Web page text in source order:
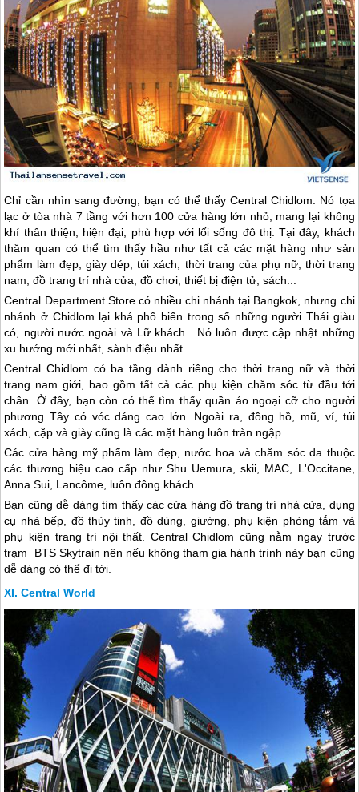
Chỉ cần nhìn sang đường, bạn có thể thấy Central Chidlom. Nó tọa
lạc ở tòa nhà 7 tầng với hơn 100 cửa hàng lớn nhỏ, mang lại không
khí thân thiện, hiện đại, phù hợp với lối sống đô thị. Tại đây, khách
thăm quan có thể tìm thấy hầu như tất cả các mặt hàng như sản
phẩm làm đẹp, giày dép, túi xách, thời trang của phụ nữ, thời trang
nam, đồ trang trí nhà cửa, đồ chơi, thiết bị điện tử, sách...
Central Department Store có nhiều chi nhánh tại Bangkok, nhưng chi
nhánh ở Chidlom lại khá phổ biến trong số những người Thái giàu
có, người nước ngoài và Lữ khách . Nó luôn được cập nhật những
xu hướng mới nhất, sành điệu nhất.
Central Chidlom có ba tầng dành riêng cho thời trang nữ và thời
trang nam giới, bao gồm tất cả các phụ kiện chăm sóc từ đầu tới
chân. Ở đây, bạn còn có thể tìm thấy quần áo ngoại cỡ cho người
phương Tây có vóc dáng cao lớn. Ngoài ra, đồng hồ, mũ, ví, túi
xách, cặp và giày cũng là các mặt hàng luôn tràn ngập.
Các cửa hàng mỹ phẩm làm đẹp, nước hoa và chăm sóc da thuộc
các thương hiệu cao cấp như Shu Uemura, skii, MAC, L'Occitane,
Anna Sui, Lancôme, luôn đông khách
Bạn cũng dễ dàng tìm thấy các cửa hàng đồ trang trí nhà cửa, dụng
cụ nhà bếp, đồ thủy tinh, đồ dùng, giường, phụ kiện phòng tắm và
phụ kiện trang trí nội thất. Central Chidlom cũng nằm ngay trước
trạm BTS Skytrain nên nếu không tham gia hành trình này bạn cũng
dễ dàng có thể đi tới.
Central World